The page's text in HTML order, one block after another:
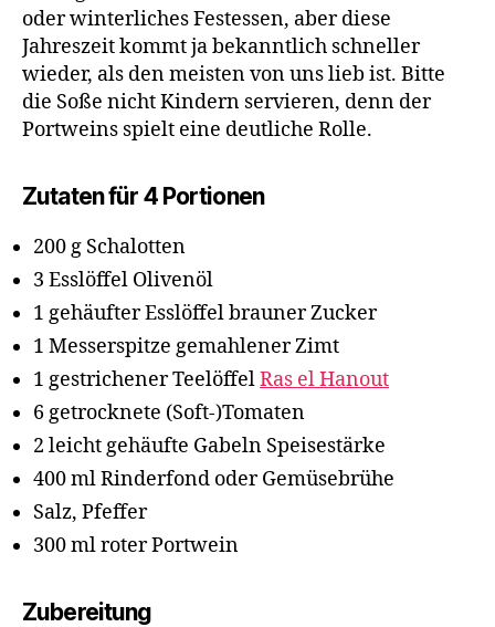
oder winterliches Festessen, aber diese
Jahreszeit kommt ja bekanntlich schneller
wieder, als den meisten von uns lieb ist. Bitte
die Soße nicht Kindern servieren, denn der
Portweins spielt eine deutliche Rolle.
Zutaten für 4 Portionen
200 g Schalotten
3 Esslöffel Olivenöl
1 gehäufter Esslöffel brauner Zucker
1 Messerspitze gemahlener Zimt
1 gestrichener TeelöffelRas el Hanout
6 getrocknete (Soft-)Tomaten
2 leicht gehäufte Gabeln Speisestärke
400 ml Rinderfond oder Gemüsebrühe
Salz, Pfeffer
300 ml roter Portwein
Zubereitung